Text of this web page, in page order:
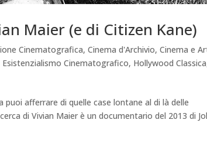
Maier (e di Citizen Kane)
Cinematografica,Cinema d'Archivio,Cinema e
Esistenzialismo Cinematografico, Hollywood Classica
afferrare di quelle case lontane al di là delle
di Vivian Maier è un documentario del 2013 di